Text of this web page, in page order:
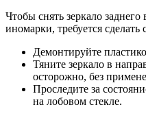
Чтобы снять зеркало
иномарки, требуется сделать
Демонтируйте
Тяните зеркало в
осторожно, без
Проследите за
на лобовом стекле.